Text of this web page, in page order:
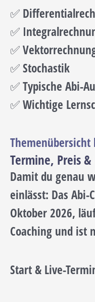
✅
✅
✅
✅ Stochastik
✅ Typische Abi-
✅ Wichtige
Termine, Preis
Damit du genau
einlässt: Das
Oktober 2026,
Coaching und ist
Start & Live-